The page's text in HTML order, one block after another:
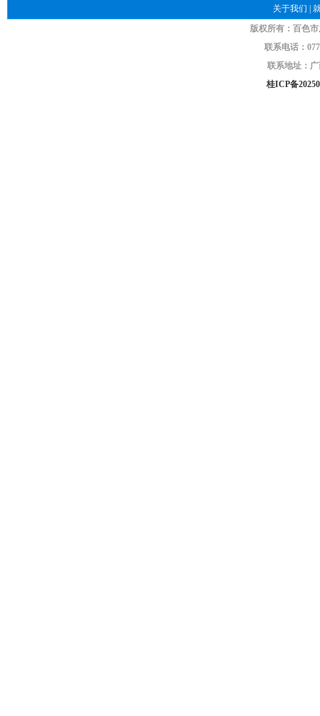
关于我们
版权所有：百色
联系电话：
联系地址：
桂ICP备